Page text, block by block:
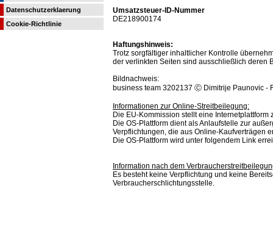
Datenschutzerklaerung
Cookie-Richtlinie
Umsatzsteuer-ID-Nummer
DE218900174
Haftungshinweis:
Trotz sorgfältiger inhaltlicher Kontrolle
der verlinkten Seiten sind ausschließlich deren
Bildnachweis:
business team 3202137 Ⓒ Dimitrije Paunovic -
Informationen zur Online-Streitbeilegung:
Die EU-Kommission stellt eine
Die OS-Plattform dient als Anlaufstelle zur
Verpflichtungen, die aus Online-Kaufverträgen
Die OS-Plattform wird unter folgendem Link
Information nach dem
Es besteht keine Verpflichtung und keine
Verbraucherschlichtungsstelle.